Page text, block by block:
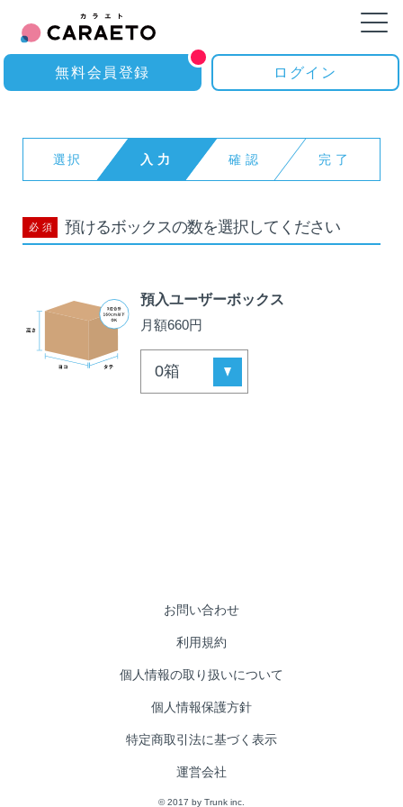
無料会員登録 ログイン
無料会員登録
ログイン
カラエトとは
ご利用料金
選択 入力 確認 完了
必 須 預けるボックスの数を選択してください
預入ユーザーボックス
月額660円
お問い合わせ
利用規約
個人情報の取り扱いについて
個人情報保護方針
特定商取引法に基づく表示
運営会社
© 2017 by Trunk inc.